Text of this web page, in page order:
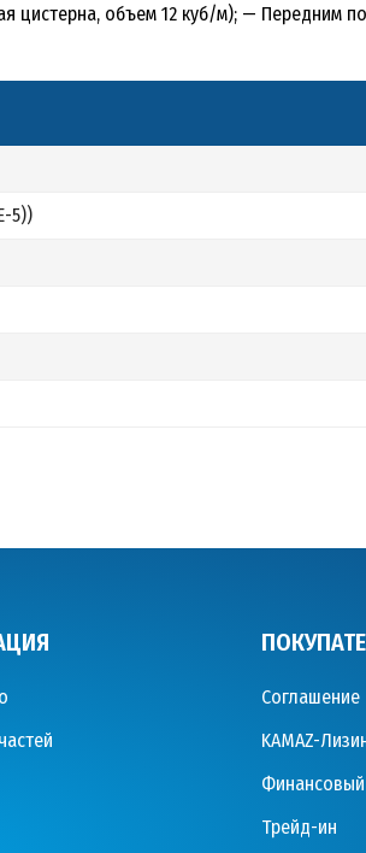
цистерна, объем 12 куб/м); — Передним
5))
Соглашение
KAMAZ-
Финансовый
Трейд-ин